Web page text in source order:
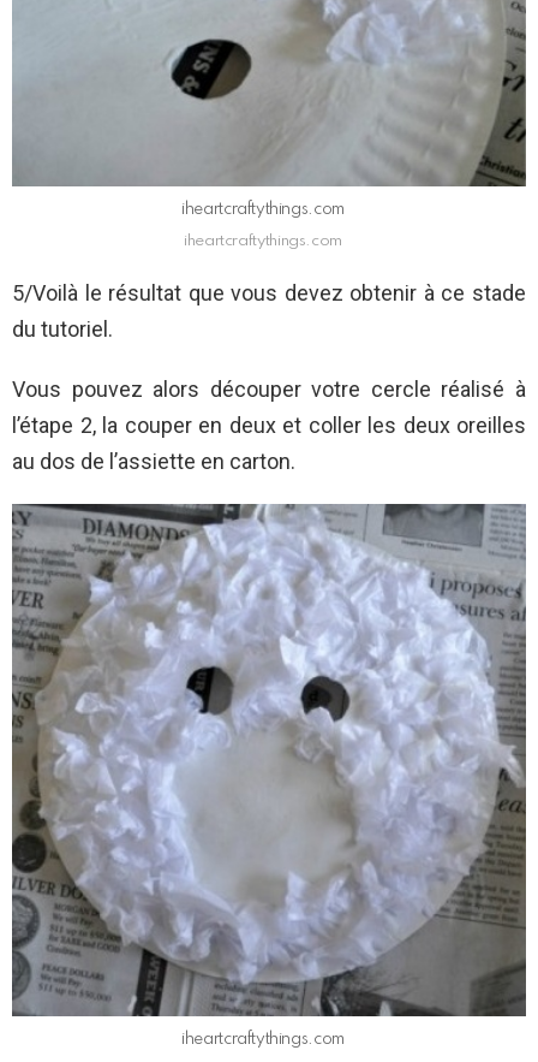
iheartcraftythings.com
iheartcraftythings.com
5/Voilà le résultat que vous devez obtenir à ce stade
du tutoriel.
Vous pouvez alors découper votre cercle réalisé à
l’étape 2, la couper en deux et coller les deux oreilles
au dos de l’assiette en carton.
iheartcraftythings.com